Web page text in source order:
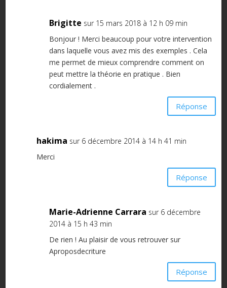
Brigitte sur 15 mars 2018 à 12 h 09 min
Bonjour ! Merci beaucoup pour votre intervention
dans laquelle vous avez mis des exemples . Cela
me permet de mieux comprendre comment on
peut mettre la théorie en pratique . Bien
cordialement .
Réponse
hakima sur 6 décembre 2014 à 14 h 41 min
Merci
Réponse
Marie-Adrienne Carrara sur 6 décembre
2014 à 15 h 43 min
De rien ! Au plaisir de vous retrouver sur
Aproposdecriture
Réponse